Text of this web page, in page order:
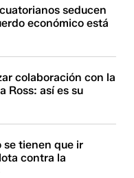
seducen
económico está
colaboración con la
Ross: así es su
se tienen que ir
contra la